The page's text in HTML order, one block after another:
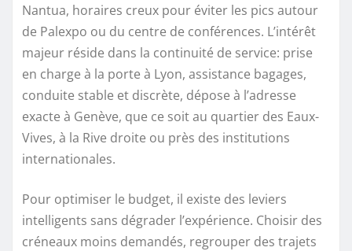
Nantua, horaires creux pour éviter les pics autour
de Palexpo ou du centre de conférences. L’intérêt
majeur réside dans la continuité de service: prise
en charge à la porte à Lyon, assistance bagages,
conduite stable et discrète, dépose à l’adresse
exacte à Genève, que ce soit au quartier des Eaux-
Vives, à la Rive droite ou près des institutions
internationales.
Pour optimiser le budget, il existe des leviers
intelligents sans dégrader l’expérience. Choisir des
créneaux moins demandés, regrouper des trajets